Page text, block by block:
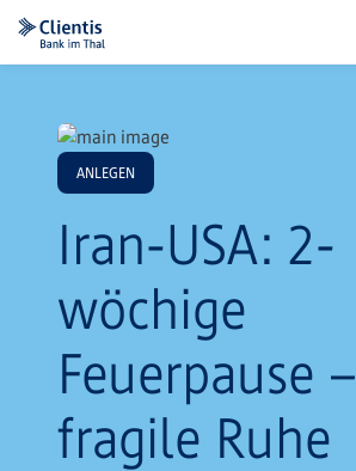
ANLEGEN
Iran-USA: 2-
wöchige
Feuerpause –
fragile Ruhe